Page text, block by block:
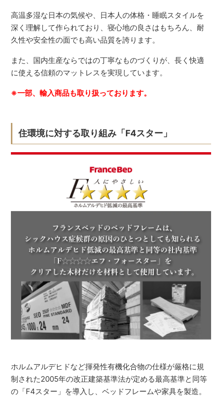
高温多湿な日本の気候や、日本人の体格・睡眠スタイルを
深く理解して作られており、寝心地の良さはもちろん、耐
久性や安全性の面でも高い品質を誇ります。
また、国内生産ならではの丁寧なものづくりが、長く快適
に使える信頼のマットレスを実現しています。
※一部、輸入商品も取り扱っております。
住環境に対する取り組み「F4スター」
ホルムアルデヒドなど揮発性有機化合物の仕様が厳格に規
制された2005年の改正建築基準法が定める最高基準と同等
の「F4スター」を導入し、ベッドフレームや家具を製造。